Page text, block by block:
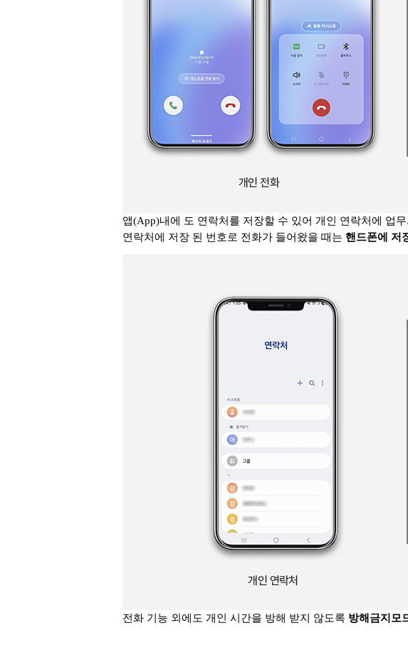
앱(App)내에 도 연락처를 저장할 수 있어 개 인 연락처에 업
연락처에 저장 된 번호로 전화가 들어왔을 때는 핸드폰에 저
전화 기능 외에도 개인 시간을 방해 받지 않도록 방해금지모